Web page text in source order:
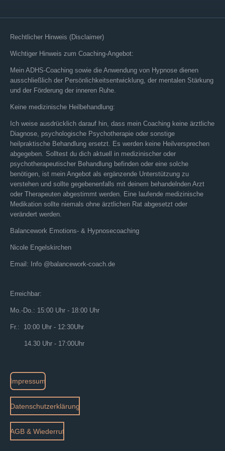
Rechtlicher Hinweis (Disclaimer)
Wichtiger Hinweis zum Coaching-Angebot:
Mein ADHS-Coaching sowie die Anwendung von Hypnose dienen
ausschließlich der Persönlichkeitsentwicklung, der mentalen Stärkung
und der Förderung der inneren Ruhe.
Keine medizinische Heilbehandlung:
Ich weise ausdrücklich darauf hin, dass mein Coaching keine ärztliche
Diagnose, psychologische Psychotherapie oder sonstige
heilpraktische Behandlung ersetzt. Es werden keine Heilversprechen
abgegeben. Solltest du dich aktuell in medizinischer oder
psychotherapeutischer Behandlung befinden oder eine solche
benötigen, ist mein Angebot als ergänzende Unterstützung zu
verstehen und sollte gegebenenfalls mit deinem behandelnden Arzt
oder Therapeuten abgestimmt werden. Eine laufende medizinische
Medikation sollte niemals ohne ärztlichen Rat abgesetzt oder
verändert werden.
Balancework Emotions- & Hypnosecoaching
Nicole Engelskirchen
Email: Info @balancework-coach.de
Erreichbar:
Mo.-Do.: 15:00 Uhr - 18:00 Uhr
Fr.: 10:00 Uhr - 12:30Uhr
14.30 Uhr - 17:00Uhr
Impressum
Datenschutzerklärung
AGB & Wiederruf